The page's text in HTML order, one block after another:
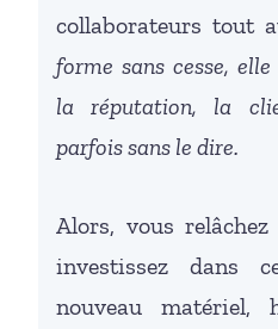
collaborateurs tout
forme sans cesse,
la réputation, la
parfois sans le dire.
Alors, vous
investissez dans
nouveau matériel,